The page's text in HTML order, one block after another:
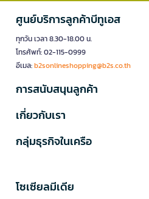
ศูนย์บริการลูกค้าบีทูเอส
ทุกวัน เวลา 8.30-18.00 น.
โทรศัพท์: 02-115-0999
อีเมล:b2sonlineshopping@b2s.co.th
การสนับสนุนลูกค้า
เกี่ยวกับเรา
กลุ่มธุรกิจในเครือ
โซเซียลมีเดีย​